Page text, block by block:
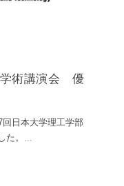
術講演会 優
日本大学理工学部
。 ...